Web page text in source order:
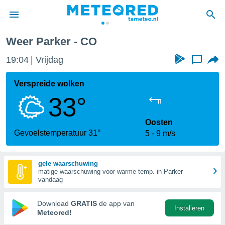
door
verstrekte
hoge
hebt de
voor
op basis
Weer Parker - CO
19:04 Vrijdag ...
Verspreide wolken
33°
Gevoelstemperatuur 31°
Oosten
5
9 m/s
gele waarschuwing
matige waarschuwing voor warme temp. in Parker
vandaag
Download GRATIS de app van
Meteored!
Installeren